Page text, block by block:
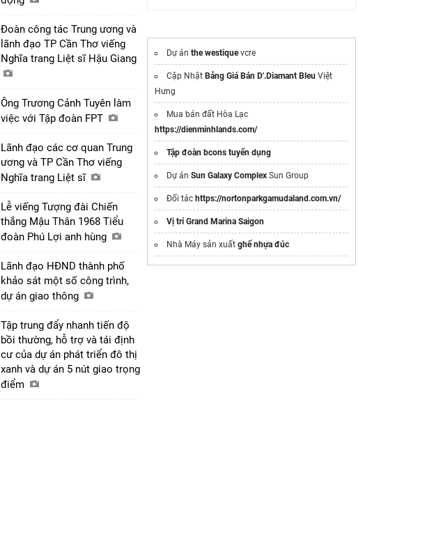
Đoàn công tác Trung ương và
lãnh đạo TP Cần Thơ viếng
Nghĩa trang Liệt sĩ Hậu Giang
Ông Trương Cảnh Tuyên làm
việc với Tập đoàn FPT
Lãnh đạo các cơ quan Trung
ương và TP Cần Thơ viếng
Nghĩa trang Liệt sĩ
Lễ viếng Tượng đài Chiến
thắng Mậu Thân 1968 Tiểu
đoàn Phú Lợi anh hùng
Lãnh đạo HĐND thành phố
khảo sát một số công trình,
dự án giao thông
Tập trung đẩy nhanh tiến độ
bồi thường, hỗ trợ và tái định
cư của dự án phát triển đô thị
xanh và dự án 5 nút giao trọng
điểm
Dự án the westiquevcre
Cập Nhật Bảng Giá Bán D'.Diamant Bleu Việt
Hưng
Mua bán đất Hòa Lạc
https://dienminhlands.com/
Tập đoàn bcons tuyển dụng
Dự án Sun Galaxy Complex Sun Group
Đối tác https://nortonparkgamudaland.com.vn/
Vị trí Grand Marina Saigon
Nhà Máy sản xuất ghế nhựa đúc